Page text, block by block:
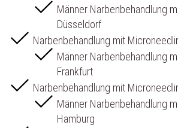
Männer Narbenbehandlung
Düsseldorf
Narbenbehandlung mit
Männer Narbenbehandlung
Frankfurt
Narbenbehandlung mit
Männer Narbenbehandlung
Hamburg